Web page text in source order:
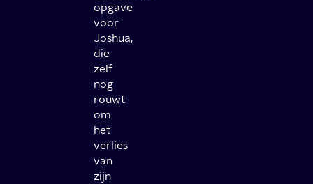
opgave
voor
Joshua,
die
zelf
nog
rouwt
om
het
verlies
van
zijn